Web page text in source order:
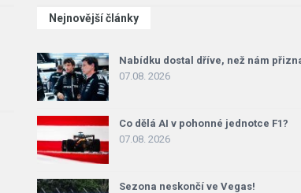
Nejnovější články
Nabídku dostal dříve, než nám
07.08. 2026
Co dělá AI v pohonné jednotce F1?
07.08. 2026
Sezona neskončí ve Vegas!